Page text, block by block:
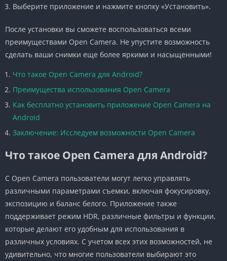
Выберите приложение и нажмите кнопку «Установить».
После установки вы сможете воспользоваться всеми
преимуществами Open Camera. Не упустите возможность
сделать ваши снимки еще более яркими и насыщенными!
Что такое Open Camera для Android?
Преимущества использования Open Camera
Как бесплатно установить приложение Open Camera на
Android
Заключение: Исследуем возможности Open Camera
Что такое Open Camera для Android?
С Open Camera пользователи могут легко управлять
различными параметрами съемки, включая фокусировку,
экспозицию и баланс белого. Приложение также
поддерживает режим HDR, различные фильтры и функции,
которые делают его удобным для использования в
различных условиях. С учетом всех этих возможностей, не
удивительно, что многие пользователи выбирают это